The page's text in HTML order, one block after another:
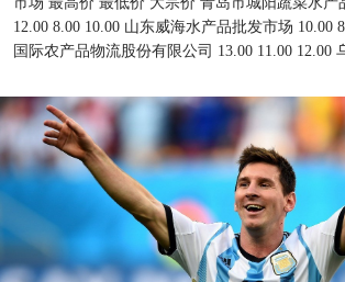
12.00 8.00 10.00 山东威海水产品批发市场 10.00
国际农产品物流股份有限公司 13.00 11.00 12.00